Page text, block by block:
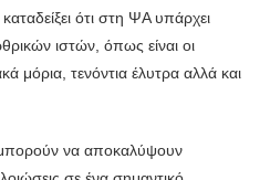
ότι στη ΨA υπάρχει
ιστών, όπως είναι οι
μόρια, τενόντια έλυτρα αλλά και
να αποκαλύψουν